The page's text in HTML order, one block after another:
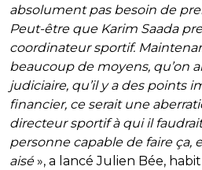
absolument pas besoin de
Peut-être que Karim Saada
coordinateur sportif.
beaucoup de moyens, qu’on
judiciaire, qu’il y a des points
financier, ce serait une
directeur sportif à qui il
personne capable de faire ça,
aisé», a lancé Julien Bée,